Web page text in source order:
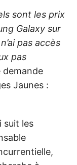
sont les prix
Galaxy sur
pas accès
pas
demande
Jaunes :
suit les